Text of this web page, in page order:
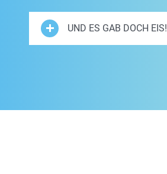
UND ES GAB DOCH EIS!